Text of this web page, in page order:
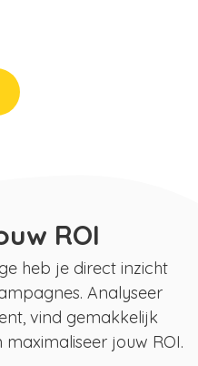
ROI
heb je direct inzicht
Analyseer
vind gemakkelijk
jouw ROI.